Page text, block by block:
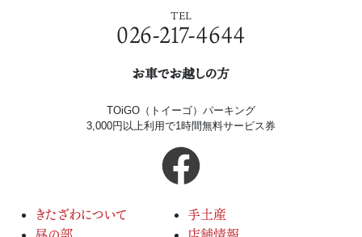
TEL
026-217-4644
お車でお越しの方
TOiGO（トイーゴ）パーキング
3,000円以上利用で1時間無料サービス券
きたざわについて
手土産